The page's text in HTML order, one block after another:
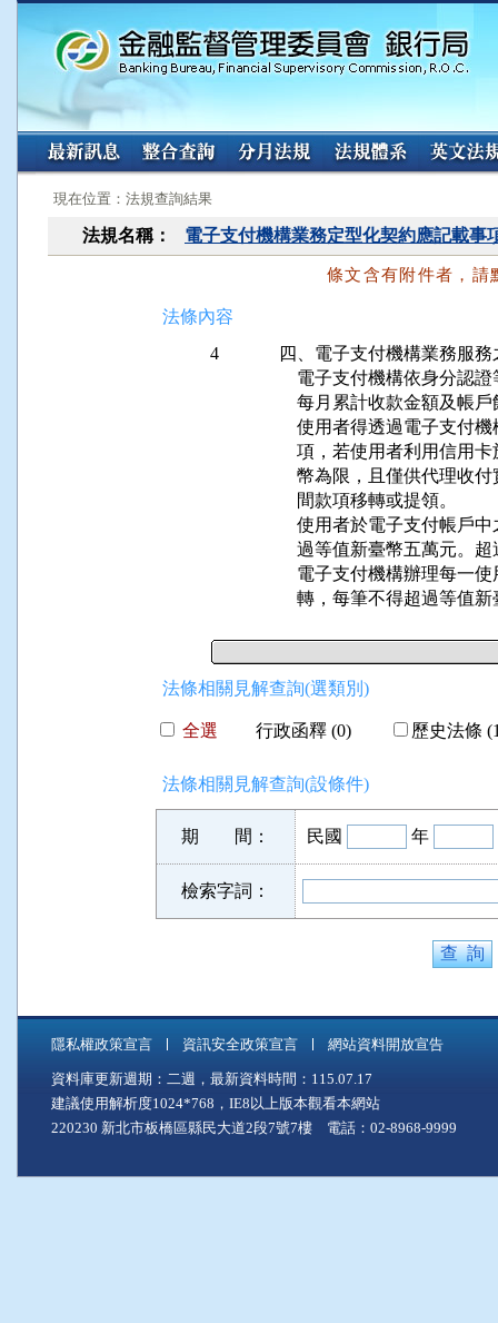
:::
現在位置：法規查詢結果
法規名稱： 電子支付機構業務定型化契約應記載事
條文含有附件者，請
法條內容
4
四、電子支付機構業務服務
電子支付機構依身分認
每月累計收款金額及帳
使用者得透過電子支付
項，若使用者利用信用
幣為限，且僅供代理收
    間款項移轉或提領。
使用者於電子支付帳戶
過等值新臺幣五萬元。
電子支付機構辦理每一
轉，每筆不得超過等值
法條相關見解查詢(選類別)
全選 行政函釋 (0) 歷史法條
法條相關見解查詢(設條件)
期 間： 民國 年
檢索字詞：
隱私權政策宣言 資訊安全政策宣言 網站資料開放宣告
資料庫更新週期：二週，最新資料時間：115.07.17
建議使用解析度1024*768，IE8以上版本觀看本網站
220230 新北市板橋區縣民大道2段7號7樓 電話：02-8968-9999